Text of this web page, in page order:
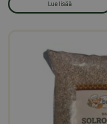
Lue lisää
om produkten